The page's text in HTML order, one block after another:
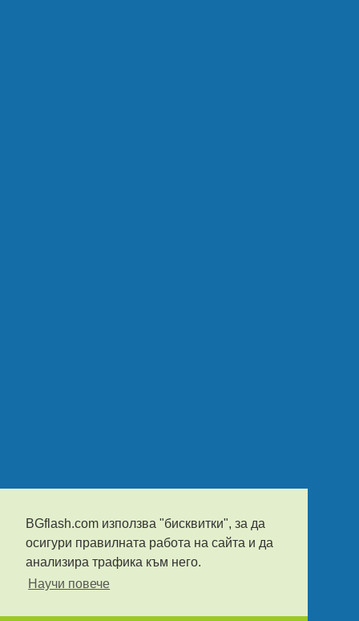
BGflash.com използва "бисквитки", за да
осигури правилната работа на сайта и да
анализира трафика към него.
Научи повече